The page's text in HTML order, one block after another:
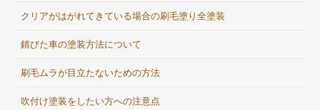
クリアがはがれてきている場合の刷毛塗り全塗装
錆びた車の塗装方法について
刷毛ムラが目立たないための方法
吹付け塗装をしたい方への注意点